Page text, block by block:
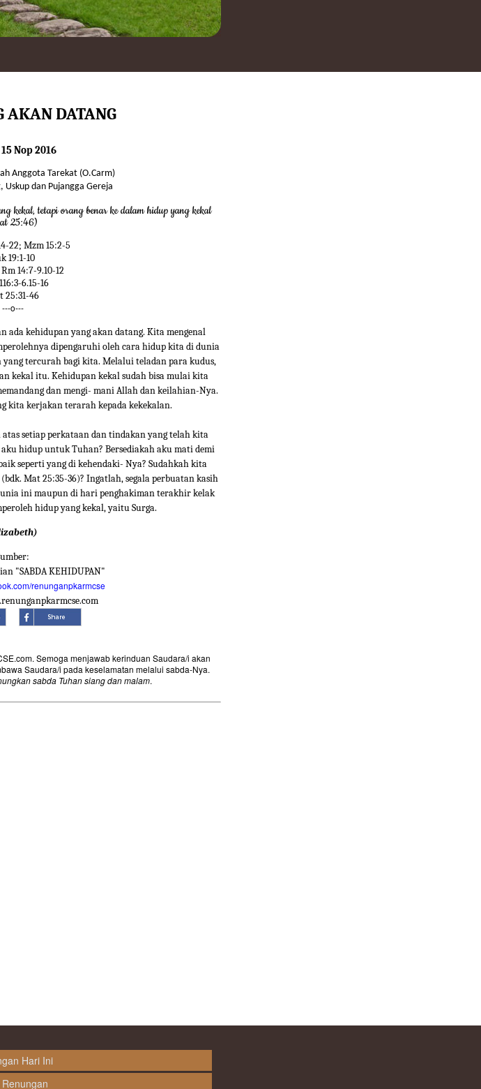
AKAN DATANG
Nop 2016
Anggota Tarekat (O.Carm)
Uskup dan Pujangga Gereja
kekal, tetapi orang benar ke dalam hidup yang kekal
25:46)
22; Mzm 15:2-5
19:1-10
14:7-9.10-12
6.15-16
25:31-46
---o---
ada kehidupan yang akan datang. Kita mengenal
dipengaruhi oleh cara hidup kita di dunia
tercurah bagi kita. Melalui teladan para kudus,
kekal itu. Kehidupan kekal sudah bisa mulai kita
dan mengi- mani Allah dan keilahian-Nya.
kita kerjakan terarah kepada kekekalan.
setiap perkataan dan tindakan yang telah kita
hidup untuk Tuhan? Bersediakah aku mati demi
seperti yang di kehendaki- Nya? Sudahkah kita
Mat 25:35-36)? Ingatlah, segala perbuatan kasih
ini maupun di hari penghakiman terakhir kelak
hidup yang kekal, yaitu Surga.
"SABDA KEHIDUPAN"
renunganpkarmcse
Semoga menjawab kerinduan Saudara/i akan
Saudara/i pada keselamatan melalui sabda-Nya.
sabda Tuhan siang dan malam.
Hari Ini